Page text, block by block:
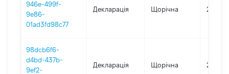
946e-499f-
9e86-
01ad3fd98c77
Декларація Щорічна 2024
98dcb6f6-
d4bd-437b-
9ef2-
Декларація Щорічна 2023